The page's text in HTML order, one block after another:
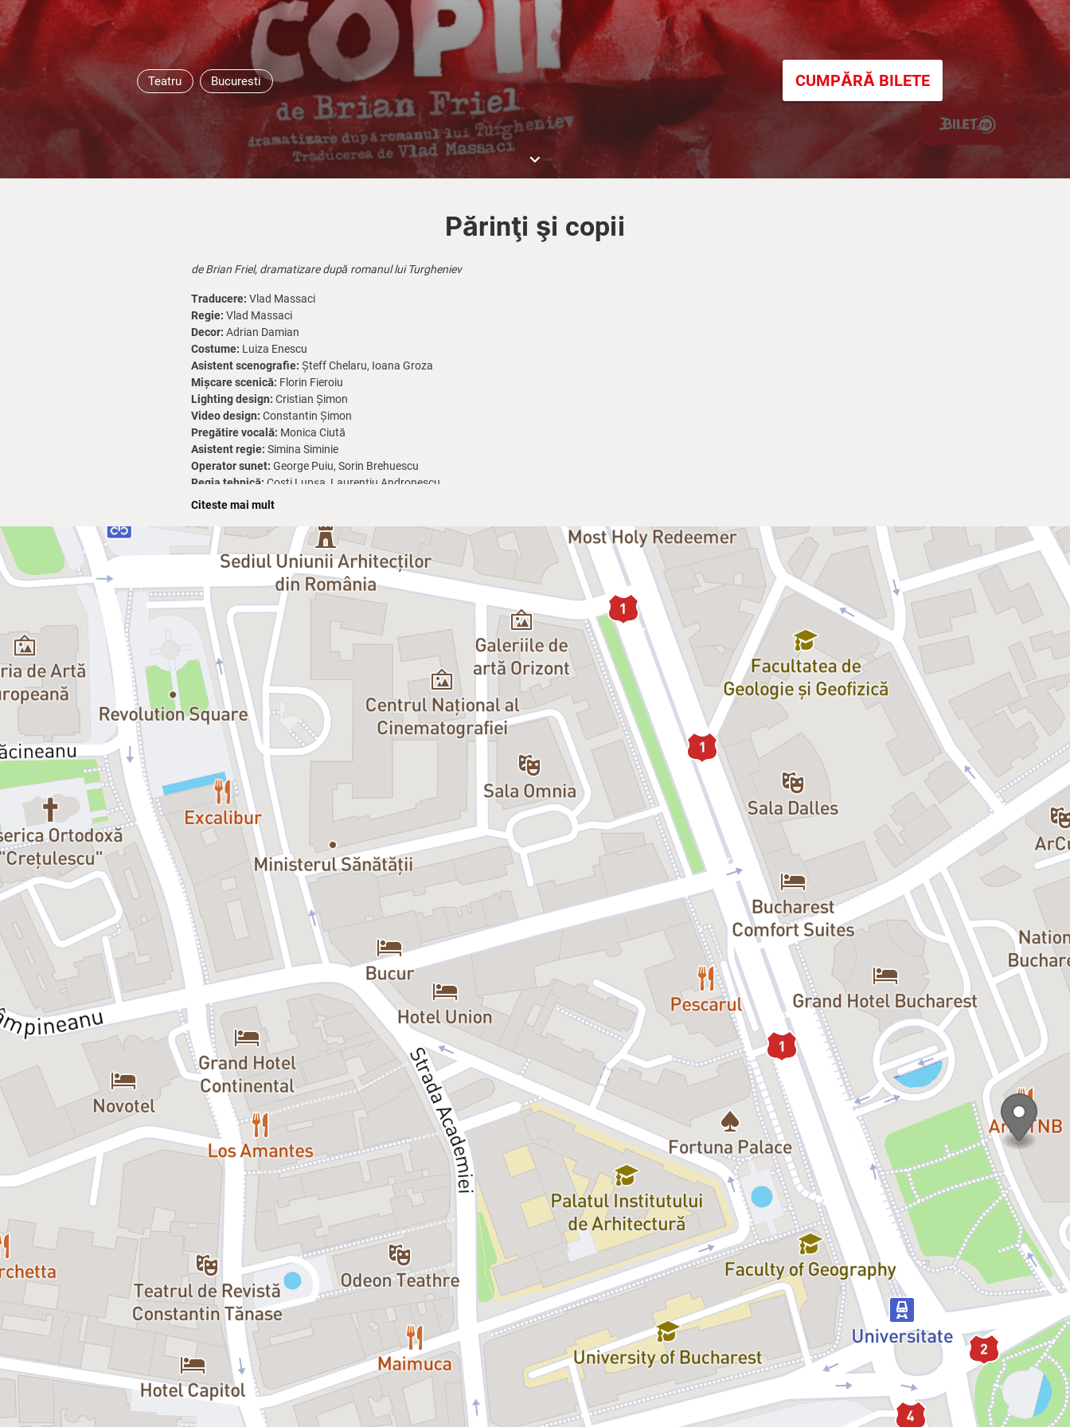
Teatru Bucuresti CUMPĂRĂ BILETE
keyboard_arrow_down
Părinţi şi copii
de Brian Friel, dramatizare după romanul lui Turgheniev
Traducere: Vlad Massaci
Regie: Vlad Massaci
Decor: Adrian Damian
Costume: Luiza Enescu
Asistent scenografie: Șteff Chelaru, Ioana Groza
Mișcare scenică: Florin Fieroiu
Lighting design: Cristian Șimon
Video design: Constantin Șimon
Pregătire vocală: Monica Ciută
Asistent regie: Simina Siminie
Operator sunet: George Puiu, Sorin Brehuescu
Regia tehnică: Costi Lupșa, Laurențiu Andronescu
Data premierei:30.04.2022
Părinți și copii
de Brian Friel (dramatizare după romanul lui Turgheniev), în montarea lui Vlad Massaci pe scena Teatrului Național, reflectă
întocmai spusele filosofului britanic Isaiah Berlin: „... un document prețios atât pentru înțelegerea trecutului Rusiei cât și a prezentului
Sunteți invitați, așadar, la un spectacol de o izbitoare actualitate tematică, în care veți regăsi atmosfera teatrului rus cu personajele lui prinse
într-un labirint al emoțiilor și discuțiilor infinite, precum și umorul englezesc și ironia fină din condeiul dramaturgului irlandez. Veți fi seduși de
jocul rafinat și plin de nuanțe al actorilor îndrumați atent și sensibil de regizor într-o acțiune care curge firesc în momentele ei dramatice.
Lumea „părinților”, „dezacordată” noii ideologii a tineretului nihilist, scufundându-se în propria neputință de schimbare, își găsește
transpunerea scenografică cu profunde semnificații sub semnătura artiștilor Adrian Damian (decoruri) și Luiza Enescu (costume). În fapt,
prin spectacolul său, Vlad Massaci relevă felul în care întreaga comedie umană a lui Turgheniev / Friel devine drama unei lumi întregi nevoită
să îndure urmările catastrofale ale ideologiilor care au marcat istoria civilizației și umanității.
"Când am citit piesa lui Brian Friel „Părinți și copii” mi-am amintit de mini-seria rusească pe care am văzut-o în vremea adolescenței la
televizor. Țin minte cât de impresionat am fost de acea atmosferă rusească, de jocul actorilor, de poveștile de iubire care îmblânzeau
distanțarea dintre cele două generații ce păreau a nu mai găsi comunicarea potrivită. Tinerii erau adepții unei doctrine radicale, nihilismul,
dorind să demoleze societatea liberală, inerent imperfectă a părinților lor ușor naivi, amabili, cu suflete liberale și iubitoare de Europa către
care tindeau natural. Într-un fel, ambele generații par ridicole – una prin radicalism, cealaltă printr-un romantism cam zăpăcit. Întrebarea
este ce s-a schimbat azi? Ce ecouri au rămas de la cele două perspective asupra lumii? Cine a câștigat din această confruntare? Secolul al
XX-lea ne-a răspuns prin nenumărate crime făcute în numele radicalismului, dar și printr-o liberalizare fără precedent. Mereu proporțiile au
fluctuat. Personajul principal, Bazarov, ne expune ideile lui radicale: lumea trebuie schimbată cu forța dacă trebuie, nu există indivizi, ci doar
conceptul nivelator al „omului” luat la modul general. Cineva stabilește cum arată Binele, apoi vrea să îl facă cu forța. Ideile astea bizare sunt,
în fond, cauza celor două Războaie Mondiale ale secolului trecut, dar și cauza războiului care se întâmplă în Ucraina. Iată cum ideile radicale
ale secolului al XIX-lea se propagă până în prezent, iată cum în numele „binelui omului” sunt suprimate destine individuale. Un spectacol de
teatru nu schimbă lumea dar te poate face să reflectezi asupra ei."– Vlad Massaci
Distribuție:
Evgheni Vasilici Bazarov, student:Andrei Huțuleac
Arcadi Nicolaevici Kirsanov, student:Alexandru Potocean
Nicolai Petrovici Kirsanov, tatăl lui Arcadi, moșier:Mihai Călin
Pavel Petrovici Kirsanov, unchiul lui Arcadi, ofițer în retragere:
Richard Bovnoczki
Vasili Ivanici Bazarov, tatăl lui Evgheni, medic militar în retragere:
Vitalie Bichir, Tomi Cristin
Arina Vlasievna Bazarov, mama lui Evgheni:Diana Dumbravă
Fenicika Fedosia Nicolaevna, iubita lui Nicolai:Cosmina Olariu
Ana Sergheievna Odințov, moșiereasă:
Crina Semciuc
Caterina Sergheievna Odințov, sora Anei:
Măriuca-Serena Bosnea
Prințesa Olga:Emilia Popescu
Duniașa, servitoare la Kirsanovi:
Fulvia Folosea
Piotr, servitor la Kirsanovi:Emilian Mârnea
Procofici, camerist la Kirsanovi; Timofeici, servitor la Bazarovi:Mihai Verbiţchi
Fedca, ajutor de servitor la Bazarovi:Andrei Tomi
Citeste mai mult